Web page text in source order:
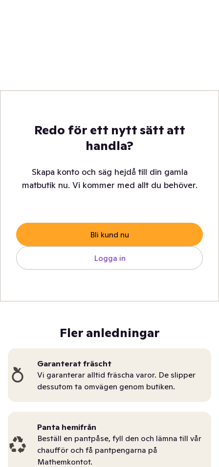
Redo för ett nytt sätt att
handla?
Skapa konto och säg hejdå till din gamla
matbutik nu. Vi kommer med allt du behöver.
Bli kund nu
Logga in
Fler anledningar
Garanterat fräscht
Vi garanterar alltid fräscha varor. De slipper
dessutom ta omvägen genom butiken.
Panta hemifrån
Beställ en pantpåse, fyll den och lämna till vår
chaufför och få pantpengarna på
Mathemkontot.